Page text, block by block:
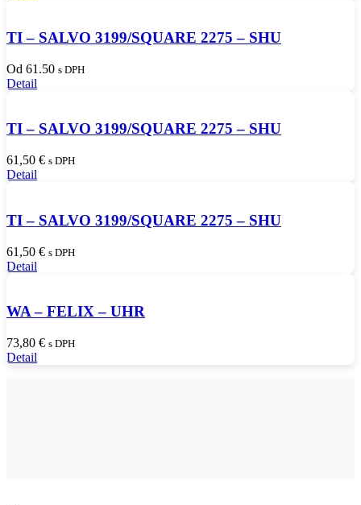
TI – SALVO 3199/SQUARE 2275 – SHU
Od 61.50 s DPH
Detail
TI – SALVO 3199/SQUARE 2275 – SHU
61,50 € s DPH
Detail
TI – SALVO 3199/SQUARE 2275 – SHU
61,50 € s DPH
Detail
WA – FELIX – UHR
73,80 € s DPH
Detail